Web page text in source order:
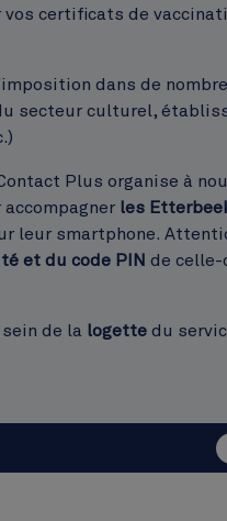
vos certificats de
dans de
secteur culturel,
Plus organise à
les
leur smartphone.
et du code PIN de celle-
de la logette du